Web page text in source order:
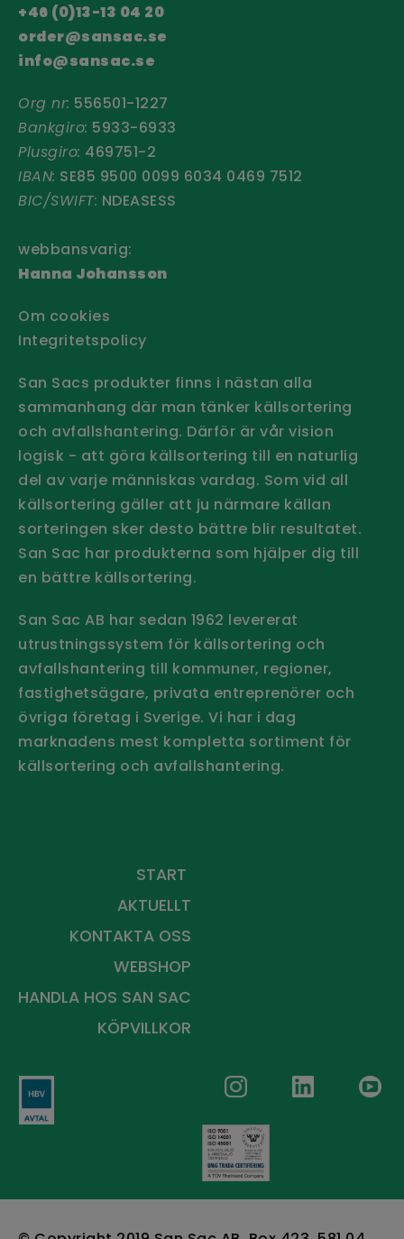
+46 (0)13-13 04 20
order@sansac.se
info@sansac.se
Org nr: 556501-1227
Bankgiro: 5933-6933
Plusgiro: 469751-2
IBAN: SE85 9500 0099 6034 0469 7512
BIC/SWIFT: NDEASESS
webbansvarig:
Hanna Johansson
Om cookies
Integritetspolicy
San Sacs produkter finns i nästan alla
sammanhang där man tänker källsortering
och avfallshantering. Därför är vår vision
logisk - att göra källsortering till en naturlig
del av varje människas vardag. Som vid all
källsortering gäller att ju närmare källan
sorteringen sker desto bättre blir resultatet.
San Sac har produkterna som hjälper dig till
en bättre källsortering.
San Sac AB har sedan 1962 levererat
utrustningssystem för källsortering och
avfallshantering till kommuner, regioner,
fastighetsägare, privata entreprenörer och
övriga företag i Sverige. Vi har i dag
marknadens mest kompletta sortiment för
källsortering och avfallshantering.
START
AKTUELLT
KONTAKTA OSS
WEBSHOP
HANDLA HOS SAN SAC
KÖPVILLKOR